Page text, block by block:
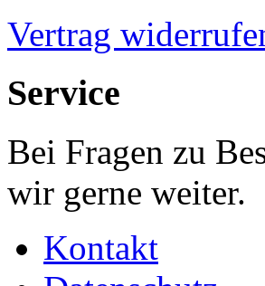
Vertrag
Service
Bei Fragen zu
wir gerne weiter.
Kontakt